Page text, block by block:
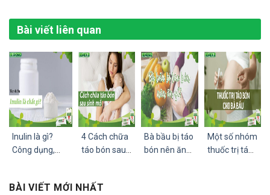
Bài viết liên quan
Inulin là gì?
Công dụng,
dụng
4 Cách chữa
táo bón sau
táo bón nên
Bà bầu bị táo
bón nên ăn
Một số nhóm
thuốc trị táo
BÀI VIẾT MỚI NHẤT